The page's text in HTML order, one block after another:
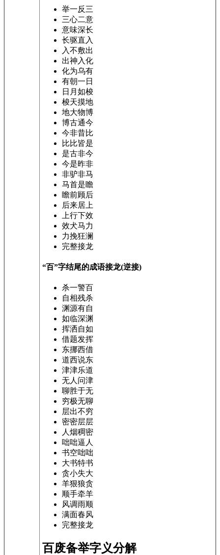
举一反三
三心二意
意味深长
长驱直入
入不敷出
出神入化
化为乌有
有朝一日
日月如梭
梭天摸地
地大物博
博古通今
今非昔比
比比皆是
是古非今
今是昨非
非驴非马
马首是瞻
瞻前顾后
后来居上
上行下效
效犬马力
力挽狂澜
完整接龙
“百”字结尾的成语接龙(逆接)
杀一警百
自相残杀
渊源有自
如临深渊
挥洒自如
借题发挥
东挪西借
道西说东
津津乐道
无人问津
聊胜于无
穷极无聊
层出不穷
密密层层
人烟稠密
咄咄逼人
书空咄咄
大书特书
贪小失大
羊狠狼贪
顺手牵羊
风调雨顺
满面春风
完整接龙
百废备举字义分解